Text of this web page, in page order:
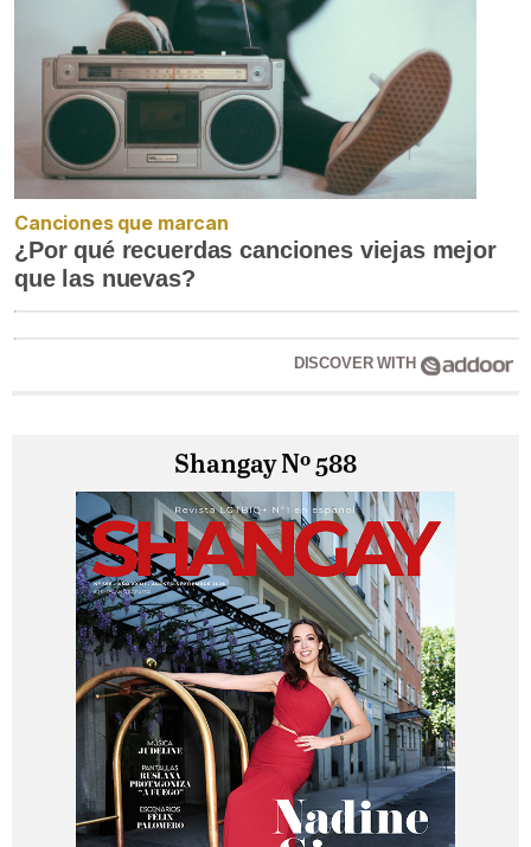
Canciones que marcan
¿Por qué recuerdas canciones viejas mejor
que las nuevas?
DISCOVER WITH
Shangay Nº 588